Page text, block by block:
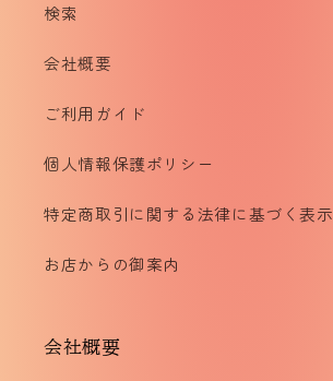
検索
会社概要
ご利用ガイド
個人情報保護ポリシー
特定商取引に関する法律に基づく表示
お店からの御案内
会社概要